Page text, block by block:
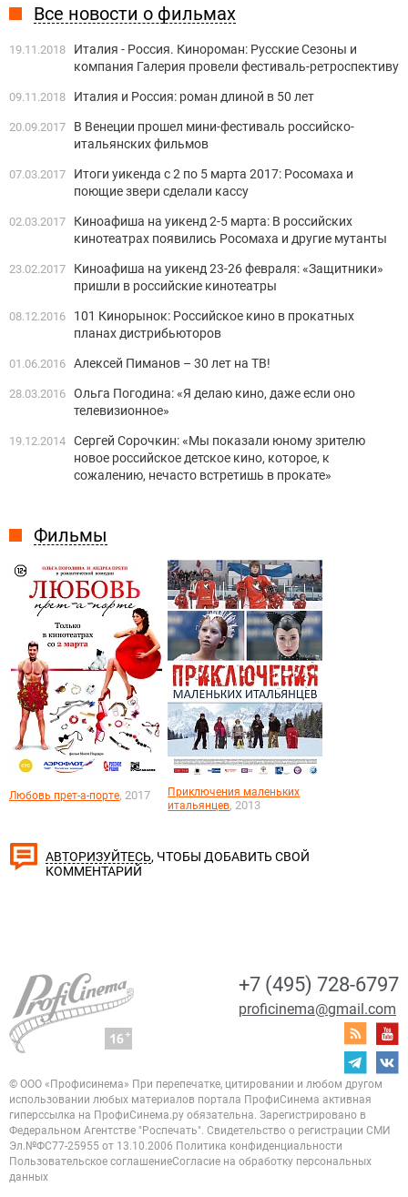
Фильмы
Любовь прет-а-порте, 2017
Приключения маленьких
итальянцев, 2013
Все новости о фильмах
19.11.2018
Италия - Россия. Кинороман: Русские Сезоны и
компания Галерия провели фестиваль-ретроспективу
09.11.2018 Италия и Россия: роман длиной в 50 лет
20.09.2017
В Венеции прошел мини-фестиваль российско-
итальянских фильмов
07.03.2017
Итоги уикенда с 2 по 5 марта 2017: Росомаха и
поющие звери сделали кассу
02.03.2017
Киноафиша на уикенд 2-5 марта: В российских
кинотеатрах появились Росомаха и другие мутанты
23.02.2017
Киноафиша на уикенд 23-26 февраля: «Защитники»
пришли в российские кинотеатры
08.12.2016
101 Кинорынок: Российское кино в прокатных
планах дистрибьюторов
01.06.2016 Алексей Пиманов – 30 лет на ТВ!
28.03.2016 Ольга Погодина: «Я делаю кино, даже еcли оно
телевизионное»
19.12.2014 Сергей Сорочкин: «Мы показали юному зрителю
новое российское детское кино, которое, к
сожалению, нечасто встретишь в прокате»
АВТОРИЗУЙТЕСЬ, ЧТОБЫ ДОБАВИТЬ СВОЙ
КОММЕНТАРИЙ
+7 (495) 728-6797
proficinema@gmail.com
© ООО «Профисинема» При перепечатке, цитировании и любом другом
использовании любых материалов портала ПрофиСинема активная
гиперссылка на ПрофиСинема.ру обязательна. Зарегистрировано в
Федеральном Агентстве "Роспечать". Свидетельство о регистрации СМИ
Эл.№ФС77-25955 от 13.10.2006 Политика конфиденциальности
Пользовательское соглашениеСогласие на обработку персональных
данных